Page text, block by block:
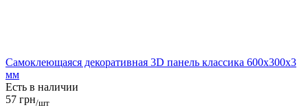
Самоклеющаяся декоративная 3D панель классика 600x300x3
мм
Есть в наличии
57 грн/шт